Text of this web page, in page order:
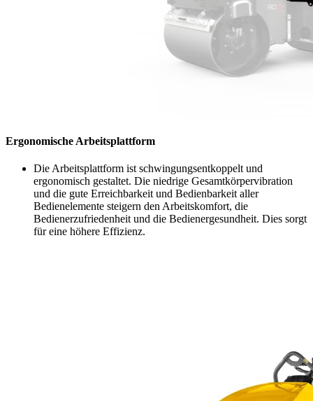
Ergonomische Arbeitsplattform
Die Arbeitsplattform ist schwingungsentkoppelt und
ergonomisch gestaltet. Die niedrige Gesamtkörpervibration
und die gute Erreichbarkeit und Bedienbarkeit aller
Bedienelemente steigern den Arbeitskomfort, die
Bedienerzufriedenheit und die Bedienergesundheit. Dies sorgt
für eine höhere Effizienz.